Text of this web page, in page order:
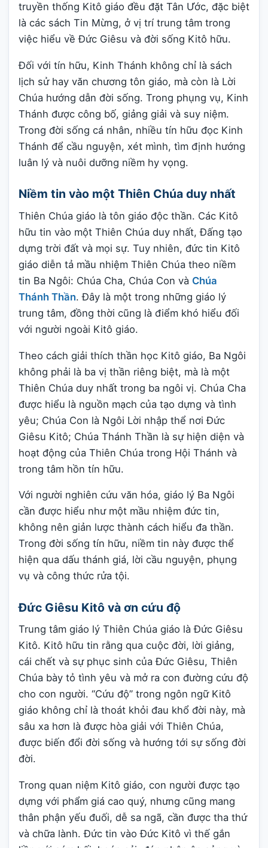
truyền thống Kitô giáo đều đặt Tân Ước, đặc biệt
là các sách Tin Mừng, ở vị trí trung tâm trong
việc hiểu về Đức Giêsu và đời sống Kitô hữu.
Đối với tín hữu, Kinh Thánh không chỉ là sách
lịch sử hay văn chương tôn giáo, mà còn là Lời
Chúa hướng dẫn đời sống. Trong phụng vụ, Kinh
Thánh được công bố, giảng giải và suy niệm.
Trong đời sống cá nhân, nhiều tín hữu đọc Kinh
Thánh để cầu nguyện, xét mình, tìm định hướng
luân lý và nuôi dưỡng niềm hy vọng.
Niềm tin vào một Thiên Chúa duy nhất
Thiên Chúa giáo là tôn giáo độc thần. Các Kitô
hữu tin vào một Thiên Chúa duy nhất, Đấng tạo
dựng trời đất và mọi sự. Tuy nhiên, đức tin Kitô
giáo diễn tả mầu nhiệm Thiên Chúa theo niềm
tin Ba Ngôi: Chúa Cha, Chúa Con và Chúa
Thánh Thần. Đây là một trong những giáo lý
trung tâm, đồng thời cũng là điểm khó hiểu đối
với người ngoài Kitô giáo.
Theo cách giải thích thần học Kitô giáo, Ba Ngôi
không phải là ba vị thần riêng biệt, mà là một
Thiên Chúa duy nhất trong ba ngôi vị. Chúa Cha
được hiểu là nguồn mạch của tạo dựng và tình
yêu; Chúa Con là Ngôi Lời nhập thể nơi Đức
Giêsu Kitô; Chúa Thánh Thần là sự hiện diện và
hoạt động của Thiên Chúa trong Hội Thánh và
trong tâm hồn tín hữu.
Với người nghiên cứu văn hóa, giáo lý Ba Ngôi
cần được hiểu như một mầu nhiệm đức tin,
không nên giản lược thành cách hiểu đa thần.
Trong đời sống tín hữu, niềm tin này được thể
hiện qua dấu thánh giá, lời cầu nguyện, phụng
vụ và công thức rửa tội.
Đức Giêsu Kitô và ơn cứu độ
Trung tâm giáo lý Thiên Chúa giáo là Đức Giêsu
Kitô. Kitô hữu tin rằng qua cuộc đời, lời giảng,
cái chết và sự phục sinh của Đức Giêsu, Thiên
Chúa bày tỏ tình yêu và mở ra con đường cứu độ
cho con người. “Cứu độ” trong ngôn ngữ Kitô
giáo không chỉ là thoát khỏi đau khổ đời này, mà
sâu xa hơn là được hòa giải với Thiên Chúa,
được biến đổi đời sống và hướng tới sự sống đời
đời.
Trong quan niệm Kitô giáo, con người được tạo
dựng với phẩm giá cao quý, nhưng cũng mang
thân phận yếu đuối, dễ sa ngã, cần được tha thứ
và chữa lành. Đức tin vào Đức Kitô vì thế gắn